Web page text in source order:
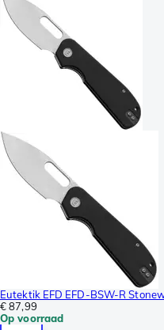
Eutektik EFD EFD-BSW-R
€ 87,99
Op voorraad